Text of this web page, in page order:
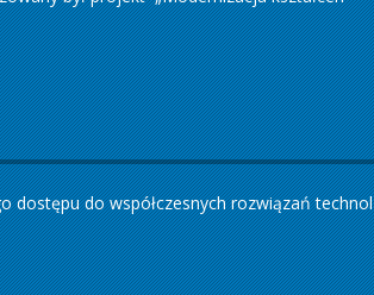
dostępu do współczesnych rozwiązań technol